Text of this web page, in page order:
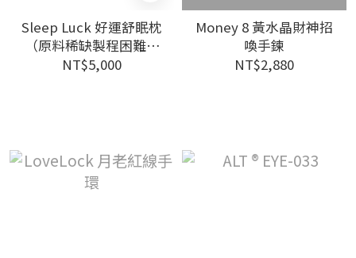
Sleep Luck 好運舒眠枕
（原料稀缺製程困難，
需要等待，能夠接受再
NT$5,000
Money 8 黃水晶財神招
喚手鍊
NT$2,880